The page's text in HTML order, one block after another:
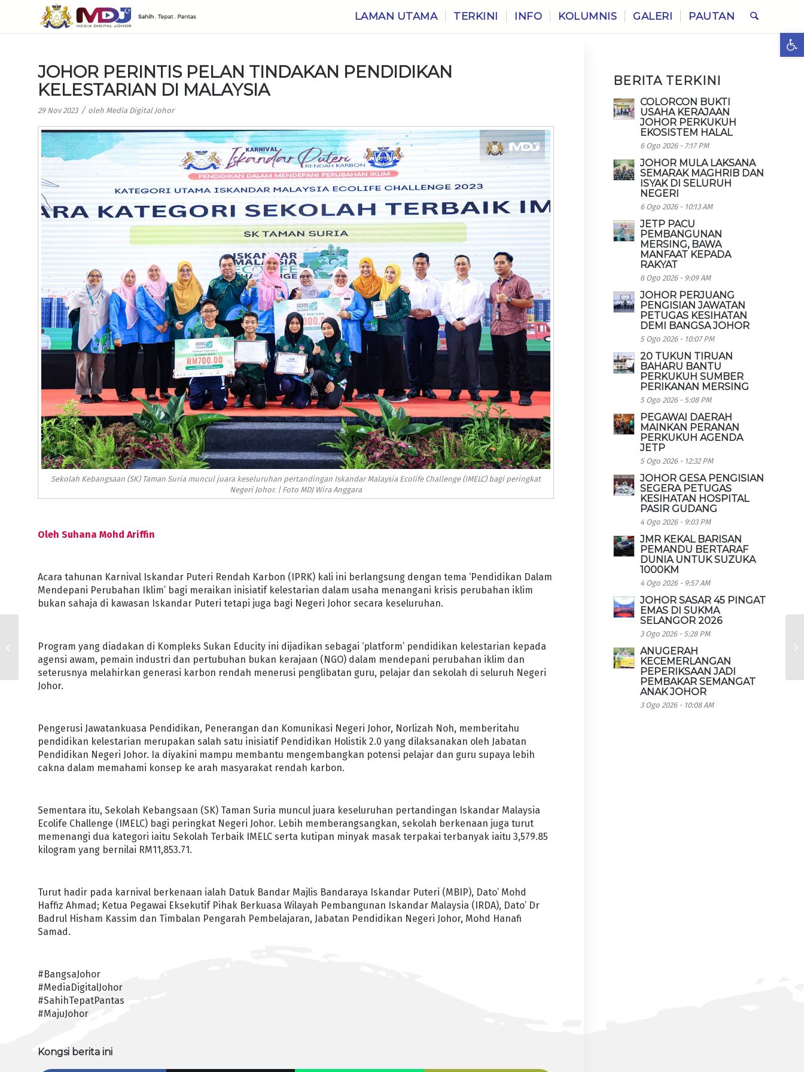
LAMAN UTAMA TERKINI INFO KOLUMNIS GALERI PAUTAN
JOHOR PERINTIS PELAN TINDAKAN PENDIDIKAN
KELESTARIAN DI MALAYSIA
29 Nov 2023 / oleh Media Digital Johor
Sekolah Kebangsaan (SK) Taman Suria muncul juara keseluruhan pertandingan Iskandar Malaysia Ecolife Challenge (IMELC) bagi peringkat
Negeri Johor. | Foto MDJ Wira Anggara
Oleh Suhana Mohd Ariffin
Acara tahunan Karnival Iskandar Puteri Rendah Karbon (IPRK) kali ini berlangsung dengan tema ‘Pendidikan Dalam
Mendepani Perubahan Iklim’ bagi meraikan inisiatif kelestarian dalam usaha menangani krisis perubahan iklim
bukan sahaja di kawasan Iskandar Puteri tetapi juga bagi Negeri Johor secara keseluruhan.
Program yang diadakan di Kompleks Sukan Educity ini dijadikan sebagai ‘platform’ pendidikan kelestarian kepada
agensi awam, pemain industri dan pertubuhan bukan kerajaan (NGO) dalam mendepani perubahan iklim dan
seterusnya melahirkan generasi karbon rendah menerusi penglibatan guru, pelajar dan sekolah di seluruh Negeri
Johor.
Pengerusi Jawatankuasa Pendidikan, Penerangan dan Komunikasi Negeri Johor, Norlizah Noh, memberitahu
pendidikan kelestarian merupakan salah satu inisiatif Pendidikan Holistik 2.0 yang dilaksanakan oleh Jabatan
Pendidikan Negeri Johor. Ia diyakini mampu membantu mengembangkan potensi pelajar dan guru supaya lebih
cakna dalam memahami konsep ke arah masyarakat rendah karbon.
Sementara itu, Sekolah Kebangsaan (SK) Taman Suria muncul juara keseluruhan pertandingan Iskandar Malaysia
Ecolife Challenge (IMELC) bagi peringkat Negeri Johor. Lebih memberangsangkan, sekolah berkenaan juga turut
memenangi dua kategori iaitu Sekolah Terbaik IMELC serta kutipan minyak masak terpakai terbanyak iaitu 3,579.85
kilogram yang bernilai RM11,853.71.
Turut hadir pada karnival berkenaan ialah Datuk Bandar Majlis Bandaraya Iskandar Puteri (MBIP), Dato’ Mohd
Haffiz Ahmad; Ketua Pegawai Eksekutif Pihak Berkuasa Wilayah Pembangunan Iskandar Malaysia (IRDA), Dato’ Dr
Badrul Hisham Kassim dan Timbalan Pengarah Pembelajaran, Jabatan Pendidikan Negeri Johor, Mohd Hanafi
Samad.
#BangsaJohor
#MediaDigitalJohor
#SahihTepatPantas
#MajuJohor
Kongsi berita ini
BERITA TERKINI
COLORCON BUKTI
USAHA KERAJAAN
JOHOR PERKUKUH
EKOSISTEM HALAL
6 Ogo 2026 - 7:17 PM
JOHOR MULA LAKSANA
SEMARAK MAGHRIB DAN
ISYAK DI SELURUH
NEGERI
6 Ogo 2026 - 10:13 AM
JETP PACU
PEMBANGUNAN
MERSING, BAWA
MANFAAT KEPADA
RAKYAT
6 Ogo 2026 - 9:09 AM
JOHOR PERJUANG
PENGISIAN JAWATAN
PETUGAS KESIHATAN
DEMI BANGSA JOHOR
5 Ogo 2026 - 10:07 PM
20 TUKUN TIRUAN
BAHARU BANTU
PERKUKUH SUMBER
PERIKANAN MERSING
5 Ogo 2026 - 5:08 PM
PEGAWAI DAERAH
MAINKAN PERANAN
PERKUKUH AGENDA
JETP
5 Ogo 2026 - 12:32 PM
JOHOR GESA PENGISIAN
SEGERA PETUGAS
KESIHATAN HOSPITAL
PASIR GUDANG
4 Ogo 2026 - 9:03 PM
JMR KEKAL BARISAN
PEMANDU BERTARAF
DUNIA UNTUK SUZUKA
1000KM
4 Ogo 2026 - 9:57 AM
JOHOR SASAR 45 PINGAT
EMAS DI SUKMA
SELANGOR 2026
3 Ogo 2026 - 5:28 PM
ANUGERAH
KECEMERLANGAN
PEPERIKSAAN JADI
PEMBAKAR SEMANGAT
ANAK JOHOR
3 Ogo 2026 - 10:08 AM
‘EQUALBASE SUNWAY
103°’ ISKANDAR PUTERI